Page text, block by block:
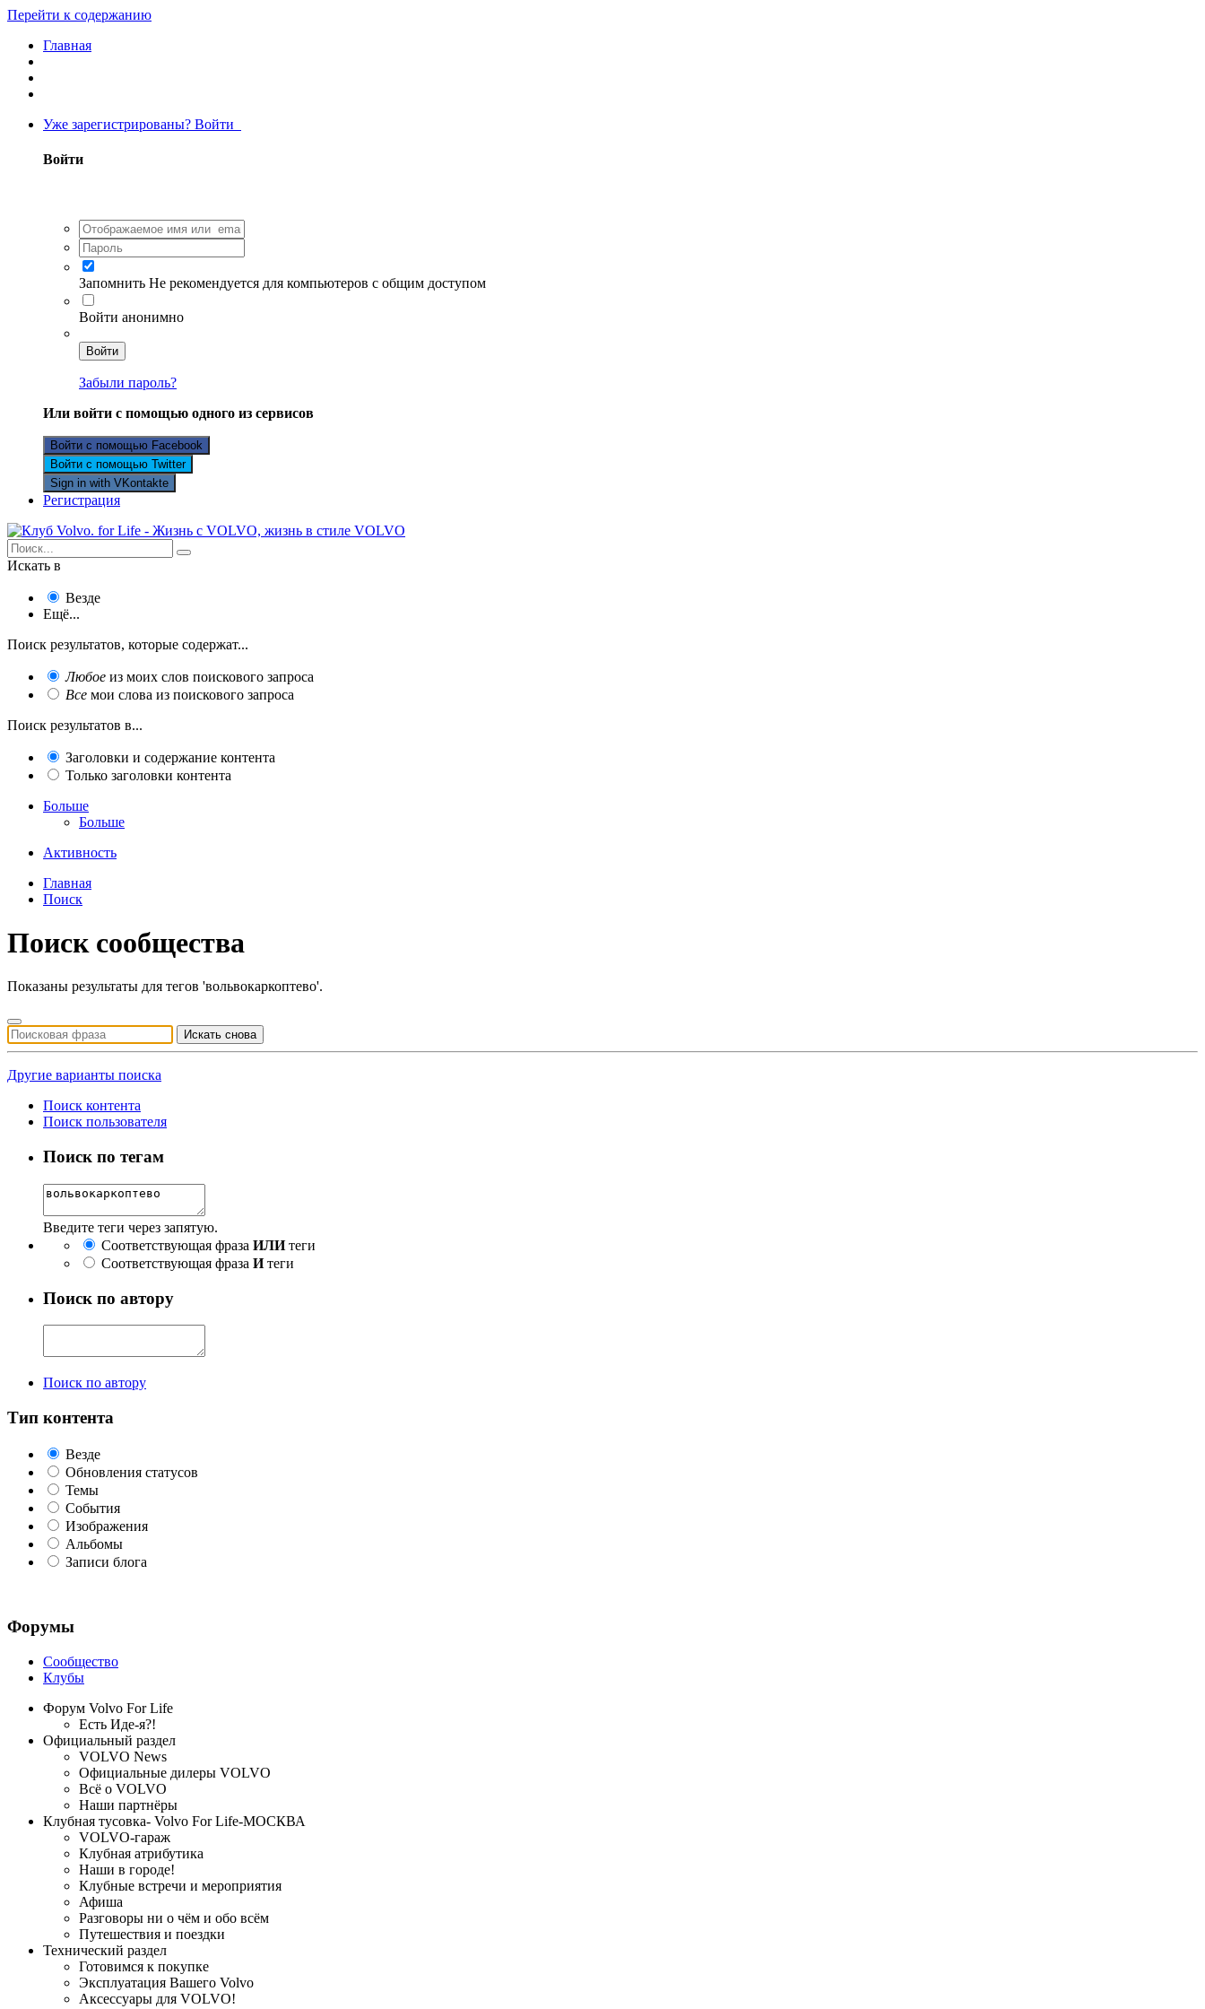
Перейти к содержанию
Главная
Уже зарегистрированы? Войти
Войти
Запомнить Не рекомендуется для компьютеров с общим доступом
Войти анонимно
Войти
Забыли пароль?
Или войти с помощью одного из сервисов
Войти с помощью Facebook
Войти с помощью Twitter
Sign in with VKontakte
Регистрация
Искать в
Везде
Ещё...
Поиск результатов, которые содержат...
Любое из моих слов поискового запроса
Все мои слова из поискового запроса
Поиск результатов в...
Заголовки и содержание контента
Только заголовки контента
Больше
Больше
Активность
Главная
Поиск
Поиск сообщества
Показаны результаты для тегов 'вольвокаркоптево'.
Искать снова
Другие варианты поиска
Поиск контента
Поиск пользователя
Поиск по тегам
Введите теги через запятую.
Соответствующая фраза ИЛИтеги
Соответствующая фраза Итеги
Поиск по автору
Поиск по автору
Тип контента
Везде
Обновления статусов
Темы
События
Изображения
Альбомы
Записи блога
Форумы
Сообщество
Клубы
Форум Volvo For Life
Есть Иде-я?!
Официальный раздел
VOLVO News
Официальные дилеры VOLVO
Всё о VOLVO
Наши партнёры
Клубная тусовка- Volvo For Life-МОСКВА
VOLVO-гараж
Клубная атрибутика
Наши в городе!
Клубные встречи и мероприятия
Афиша
Разговоры ни о чём и обо всём
Путешествия и поездки
Технический раздел
Готовимся к покупке
Эксплуатация Вашего Volvo
Аксессуары для VOLVO!